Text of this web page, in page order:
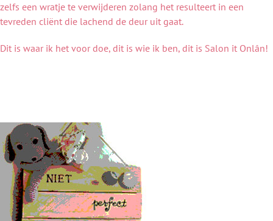
zelfs een wratje te verwijderen zolang het resulteert in een
tevreden cliënt die lachend de deur uit gaat.
Dit is waar ik het voor doe, dit is wie ik ben, dit is Salon it Onlân!